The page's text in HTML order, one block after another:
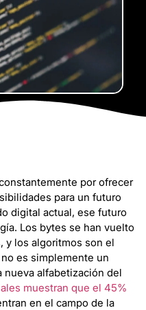
por ofrecer
para un futuro
digital actual, ese futuro
Los bytes se han vuelto
y los algoritmos son el
es simplemente un
alfabetización del
muestran que el 45%
en el campo de la